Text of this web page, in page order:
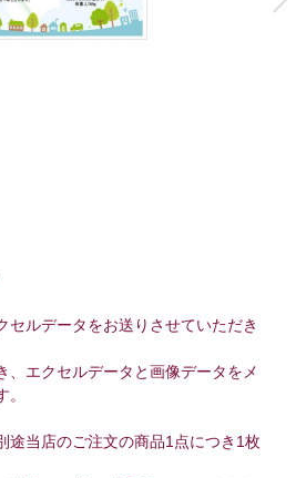
ルデータをお送りさせていただき
、エクセルデータと画像データをメ
途当店のご注文の商品1点につき1枚